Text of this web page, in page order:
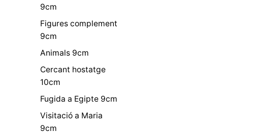
9cm
Figures complement
9cm
Animals 9cm
Cercant hostatge
10cm
Fugida a Egipte 9cm
Visitació a Maria
9cm